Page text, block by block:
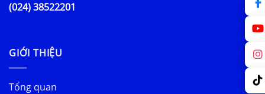
(024) 38522201
GIỚI THIỆU
Tổng quan